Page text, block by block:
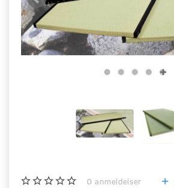
0 anmeldelser